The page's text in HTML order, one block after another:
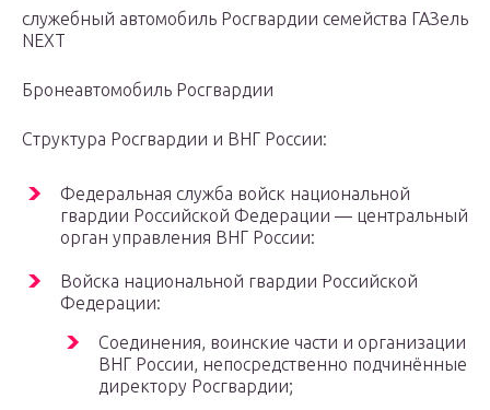
служебный автомобиль Росгвардии семейства ГАЗель
NEXT
Бронеавтомобиль Росгвардии
Структура Росгвардии и ВНГ России:
Федеральная служба войск национальной
гвардии Российской Федерации — центральный
орган управления ВНГ России:
Войска национальной гвардии Российской
Федерации:
Соединения, воинские части и организации
ВНГ России, непосредственно подчинённые
директору Росгвардии;